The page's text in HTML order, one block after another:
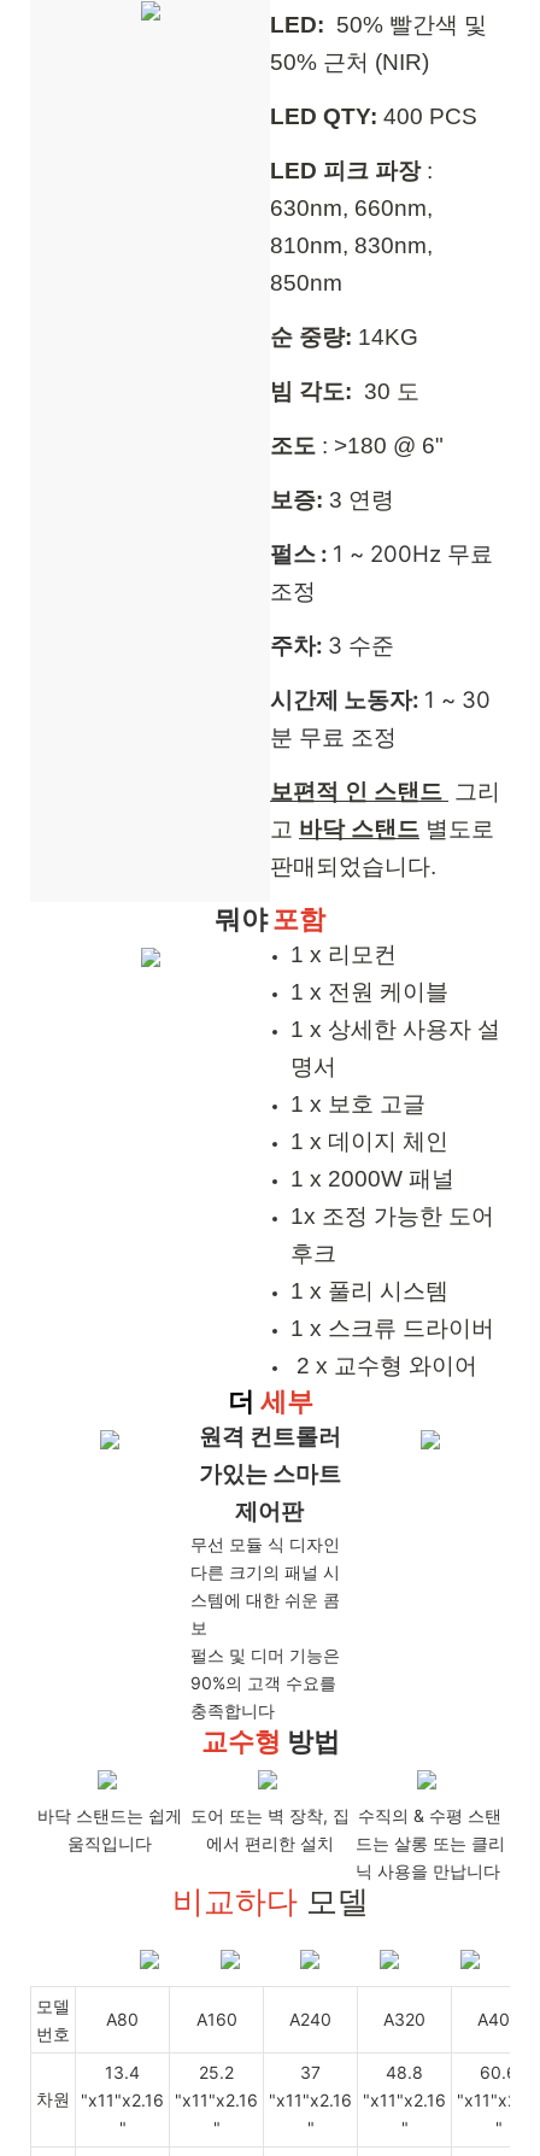
LED: 50% 빨간색 및
50% 근처 (NIR)
LED QTY: 400 PCS
LED 피크 파장 :
630nm, 660nm,
810nm, 830nm,
850nm
순 중량: 14KG
빔 각도: 30 도
조도 : >180 @ 6"
보증: 3 연령
펄스 : 1 ~ 200Hz 무료
조정
주차: 3 수준
시간제 노동자: 1 ~ 30
분 무료 조정
보편적 인 스탠드
그리
고 바닥 스탠드 별도로
판매되었습니다.
뭐야포함
1 x 리모컨
1 x 전원 케이블
1 x 상세한 사용자 설
명서
1 x 보호 고글
1 x 데이지 체인
1 x 2000W 패널
1x 조정 가능한 도어
후크
1 x 풀리 시스템
1 x 스크류 드라이버
2 x 교수형 와이어
더 세부
원격 컨트롤러
가있는 스마트
제어판
무선 모듈 식 디자인
다른 크기의 패널 ​​시
스템에 대한 쉬운 콤
보
펄스 및 디머 기능은
90%의 고객 수요를
충족합니다
교수형 방법
바닥 스탠드는 쉽게
움직입니다
도어 또는 벽 장착, 집
에서 편리한 설치
수직의 & 수평 스탠
드는 살롱 또는 클리
닉 사용을 만납니다
비교하다 모델
모델
번호
A80 A160 A240 A320 A400
차원
13.4
"x11"x2.16
"
25.2
"x11"x2.16
"
37
"x11"x2.16
"
48.8
"x11"x2.16
"
60.6
"x11"x2.16
"